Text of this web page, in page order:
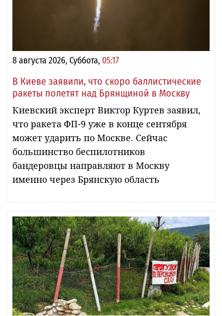
8 августа 2026, Суббота, 05:17
В Киеве заявили, что скоро баллистические
ракеты полетят над Брянщиной в Москву
Киевский эксперт Виктор Куртев заявил,
что ракета ФП-9 уже в конце сентября
может ударить по Москве. Сейчас
большинство беспилотников
бандеровцы направляют в Москву
именно через Брянскую область